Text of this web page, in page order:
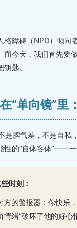
格障碍（NPD）倾向
而今天，我们首先要
匙。
“单向镜”里
是脾气差，不是自私
性的“自体客体”——一
时刻：
方的警报器：你快乐
绪“破坏了他的好心情